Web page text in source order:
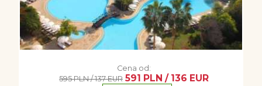
Cena od:
595 PLN / 137 EUR 591 PLN / 136 EUR